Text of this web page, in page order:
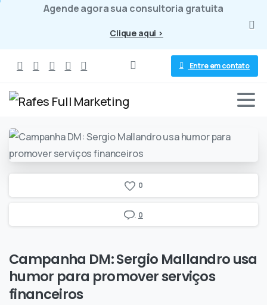
Agende agora sua consultoria gratuita
Clique aqui >
Entre em contato
0
0
Campanha DM:Sergio Mallandrousa
humor para promoverserviços
financeiros